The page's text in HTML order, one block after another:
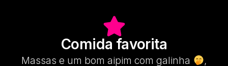
Comida favorita
Massas e um bom aipim com galinha
,